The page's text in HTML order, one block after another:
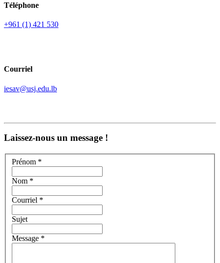
Téléphone
+961 (1) 421 530
Courriel
iesav@usj.edu.lb
Laissez-nous un message !
Prénom *
Nom *
Courriel *
Sujet
Message *